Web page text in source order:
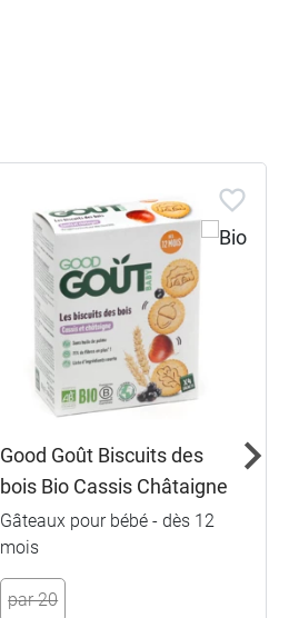
Good Goût Biscuits des
bois Bio Cassis Châtaigne
Gâteaux pour bébé - dès 12
mois
par 20